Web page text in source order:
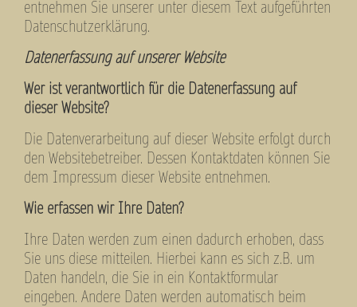
entnehmen Sie unserer unter diesem Text aufgeführten
Datenschutzerklärung.
Datenerfassung auf unserer Website
Wer ist verantwortlich für die Datenerfassung auf
dieser Website?
Die Datenverarbeitung auf dieser Website erfolgt durch
den Websitebetreiber. Dessen Kontaktdaten können Sie
dem Impressum dieser Website entnehmen.
Wie erfassen wir Ihre Daten?
Ihre Daten werden zum einen dadurch erhoben, dass
Sie uns diese mitteilen. Hierbei kann es sich z.B. um
Daten handeln, die Sie in ein Kontaktformular
eingeben. Andere Daten werden automatisch beim